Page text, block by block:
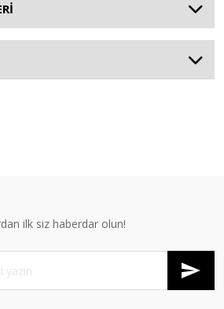
ilk siz haberdar olun!